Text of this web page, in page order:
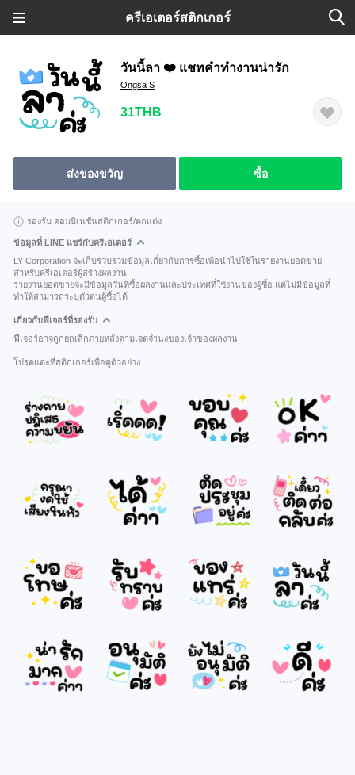
ครีเอเตอร์สติกเกอร์
วันนี้ลา ❤️ แชทคำทำงานน่ารัก
Ongsa S
31THB
ส่งของขวัญ ซื้อ
รองรับ คอมบิเนชันสติกเกอร์/ตกแต่ง
ข้อมูลที่ LINE แชร์กับครีเอเตอร์
LY Corporation จะเก็บรวบรวมข้อมูลเกี่ยวกับการซื้อเพื่อนำไปใช้ในรายงานยอดขาย
สำหรับครีเอเตอร์ผู้สร้างผลงาน
รายงานยอดขายจะมีข้อมูลวันที่ซื้อผลงานและประเทศที่ใช้งานของผู้ซื้อ แต่ไม่มีข้อมูลที่
ทำให้สามารถระบุตัวตนผู้ซื้อได้
เกี่ยวกับฟีเจอร์ที่รองรับ
ฟีเจอร์อาจถูกยกเลิกภายหลังตามเจตจำนงของเจ้าของผลงาน
โปรดแตะที่สติกเกอร์เพื่อดูตัวอย่าง